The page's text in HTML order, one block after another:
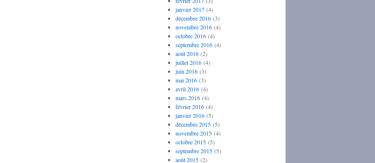
janvier 2017(4)
décembre 2016(3)
novembre 2016(4)
octobre 2016(4)
septembre 2016(4)
août 2016(2)
juillet 2016(4)
juin 2016(3)
mai 2016(3)
avril 2016(4)
mars 2016(4)
février 2016(4)
janvier 2016(5)
décembre 2015(5)
novembre 2015(4)
octobre 2015(5)
septembre 2015(5)
août 2015(2)